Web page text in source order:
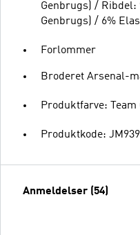
Genbrugs) / Ribdel:
Genbrugs) / 6%
Forlommer
Broderet Arsenal-
Produktfarve:
Produktkode:
Anmeldelser (54)